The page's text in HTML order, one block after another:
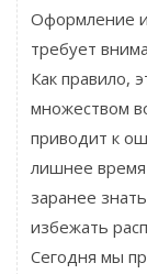
Оформление
требует
Как правило,
множеством
приводит к
лишнее время
заранее
избежать
Сегодня мы